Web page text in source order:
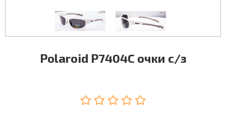
Polaroid P7404C очки с/з